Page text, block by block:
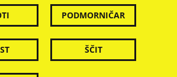
PODMORNIČAR
ŠČIT